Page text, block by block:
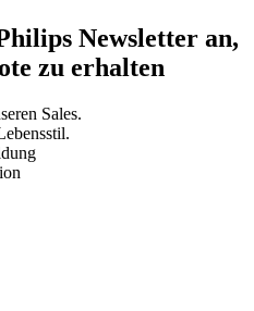
Newsletter an,
zu erhalten
Sales.